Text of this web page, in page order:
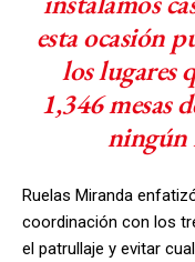
esta ocasión
los lugares
1,346 mesas
ningún
Ruelas Miranda
coordinación con los
el patrullaje y evitar